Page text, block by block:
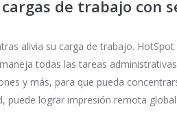
cargas de trabajo con
alivia su carga de trabajo.
todas las tareas
y más, para que pueda
puede lograr impresión remota